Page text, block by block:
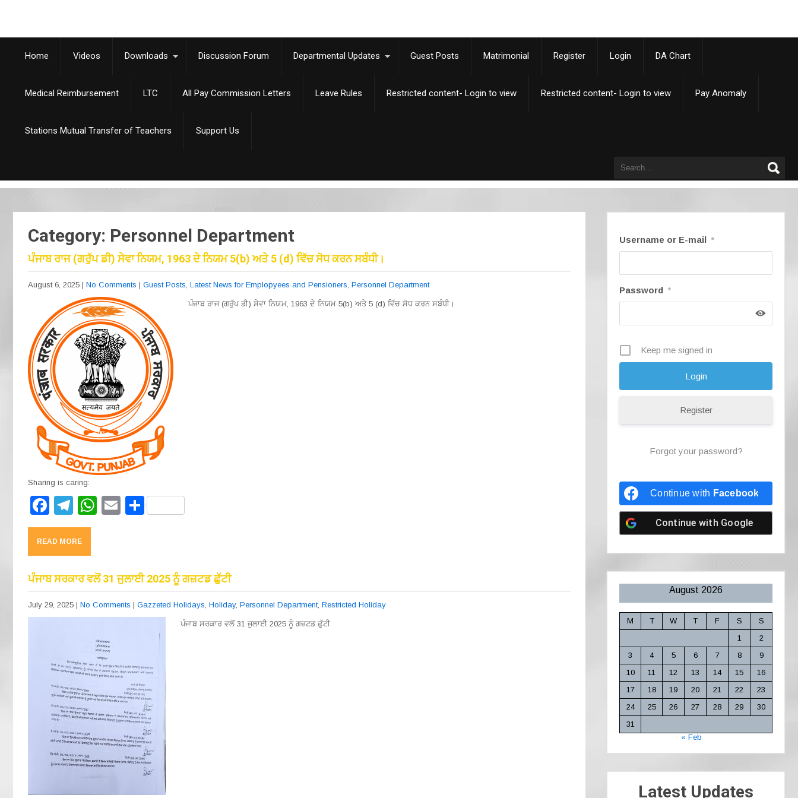
Home Videos Downloads Discussion Forum Departmental Updates Guest Posts Matrimonial Register Login DA Chart
Medical Reimbursement LTC All Pay Commission Letters Leave Rules Restricted content- Login to view Restricted content- Login to view Pay Anomaly
Stations Mutual Transfer of Teachers Support Us
Category: Personnel Department
ਪੰਜਾਬ ਰਾਜ (ਗਰੁੱਪ ਡੀ) ਸੇਵਾ ਨਿਯਮ, 1963 ਦੇ ਨਿਯਮ 5(b) ਅਤੇ 5 (d) ਵਿੱਚ ਸੋਧ ਕਰਨ ਸਬੰਧੀ।
August 6, 2025 | No Comments | Guest Posts, Latest News for Emplopyees and Pensioners, Personnel Department
ਪੰਜਾਬ ਰਾਜ (ਗਰੁੱਪ ਡੀ) ਸੇਵਾ ਨਿਯਮ, 1963 ਦੇ ਨਿਯਮ 5(b) ਅਤੇ 5 (d) ਵਿੱਚ ਸੋਧ ਕਰਨ ਸਬੰਧੀ।
Sharing is caring:
F
a
c
e
b
o
o
T
el
e
gr
a
m
W
A
p
p
E S
READ MORE
ਪੰਜਾਬ ਸਰਕਾਰ ਵਲੋਂ 31 ਜੁਲਾਈ 2025 ਨੂੰ ਗਜ਼ਟਡ ਛੁੱਟੀ
July 29, 2025 | No Comments | Gazzeted Holidays, Holiday, Personnel Department, Restricted Holiday
ਪੰਜਾਬ ਸਰਕਾਰ ਵਲੋਂ 31 ਜੁਲਾਈ 2025 ਨੂੰ ਗਜ਼ਟਡ ਛੁੱਟੀ
Username or E-mail *
Password *
Keep me signed in
Register
Forgot your password?
Continue with Facebook
Continue with Google
August 2026
M T W T F S
S
1
2
3
4 5 6 7 8
9
10
11 12 13 14 15
16
17
18 19 20 21 22
23
24
25 26 27 28 29
30
31
« Feb
Latest Updates